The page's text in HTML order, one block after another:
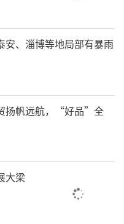
安、淄博等地局部有暴雨
扬帆远航，“好品”全
大梁